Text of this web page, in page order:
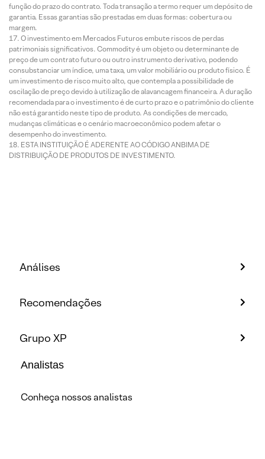
função do prazo do contrato. Toda transação a termo requer um depósito de
garantia. Essas garantias são prestadas em duas formas: cobertura ou
margem.
O investimento em Mercados Futuros embute riscos de perdas
patrimoniais significativos. Commodity é um objeto ou determinante de
preço de um contrato futuro ou outro instrumento derivativo, podendo
consubstanciar um índice, uma taxa, um valor mobiliário ou produto físico. É
um investimento de risco muito alto, que contempla a possibilidade de
oscilação de preço devido à utilização de alavancagem financeira. A duração
recomendada para o investimento é de curto prazo e o patrimônio do cliente
não está garantido neste tipo de produto. As condições de mercado,
mudanças climáticas e o cenário macroeconômico podem afetar o
desempenho do investimento.
ESTA INSTITUIÇÃO É ADERENTE AO CÓDIGO ANBIMA DE
DISTRIBUIÇÃO DE PRODUTOS DE INVESTIMENTO.
Análises
Recomendações
Grupo XP
Analistas
Conheça nossos analistas